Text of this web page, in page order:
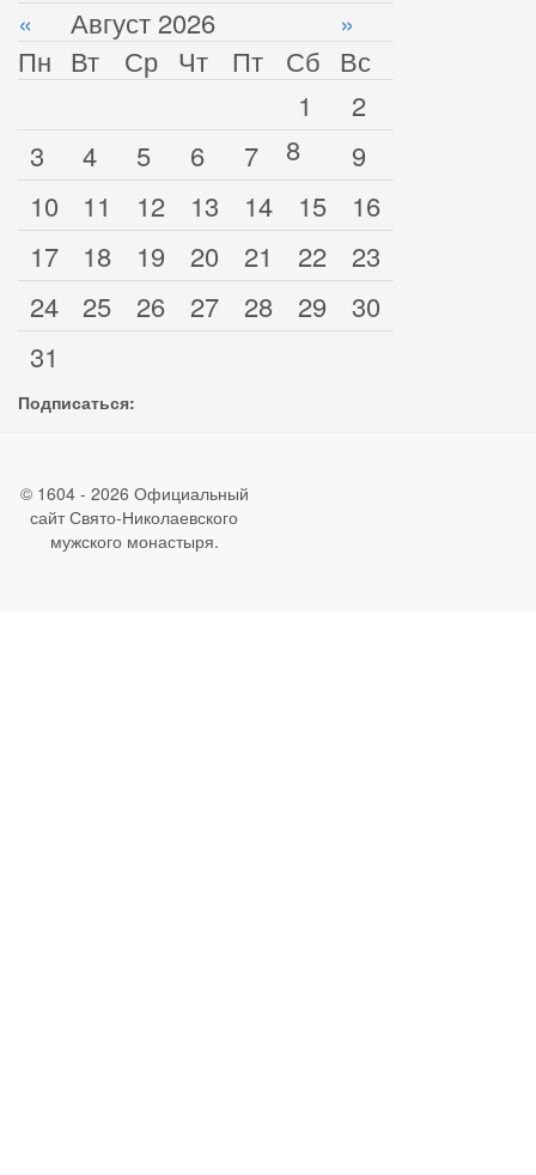
« Август 2026
»
Пн Вт Ср Чт Пт Сб Вс
1
2
3
4 5 6 7 8
9
10
11 12 13 14 15
16
17
18 19 20 21 22
23
24
25 26 27 28 29
30
31
Подписаться:
© 1604 - 2026 Официальный
сайт Свято-Николаевского
мужского монастыря.